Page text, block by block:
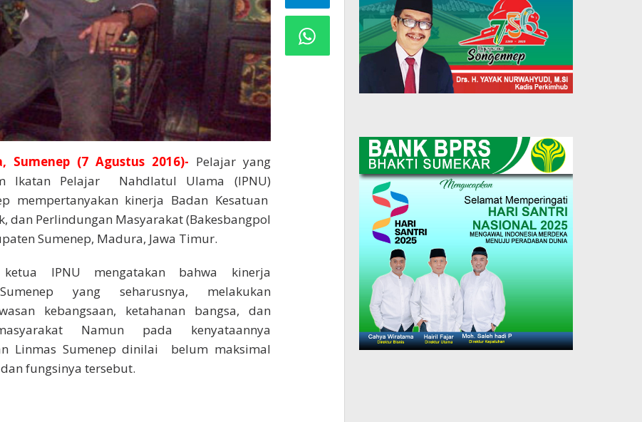
Sumenep (7 Agustus 2016)- Pelajar yang
Ikatan Pelajar Nahdlatul Ulama (IPNU)
mempertanyakan kinerja Badan Kesatuan
dan Perlindungan Masyarakat (Bakesbangpol
Sumenep, Madura, Jawa Timur.
IPNU mengatakan bahwa kinerja
yang seharusnya, melakukan
kebangsaan, ketahanan bangsa, dan
Namun pada kenyataannya
Linmas Sumenep dinilai belum maksimal
fungsinya tersebut.